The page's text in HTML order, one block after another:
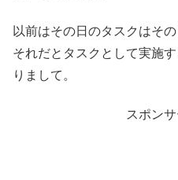
以前はその日のタスクはそ
それだとタスクとして実施
りまして。
スポン